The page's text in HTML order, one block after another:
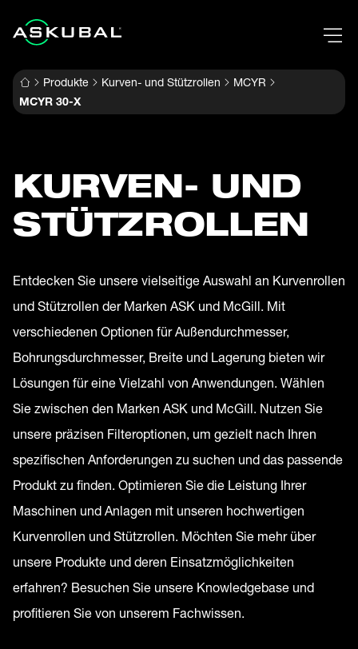
Produkte Kurven- und Stützrollen
MCYR
MCYR 30-X
KURVEN- UND
STÜTZROLLEN
Entdecken Sie unsere vielseitige Auswahl an Kurvenrollen
und Stützrollen der Marken ASK und McGill. Mit
verschiedenen Optionen für Außendurchmesser,
Bohrungsdurchmesser, Breite und Lagerung bieten wir
Lösungen für eine Vielzahl von Anwendungen. Wählen
Sie zwischen den Marken ASK und McGill. Nutzen Sie
unsere präzisen Filteroptionen, um gezielt nach Ihren
spezifischen Anforderungen zu suchen und das passende
Produkt zu finden. Optimieren Sie die Leistung Ihrer
Maschinen und Anlagen mit unseren hochwertigen
Kurvenrollen und Stützrollen. Möchten Sie mehr über
unsere Produkte und deren Einsatzmöglichkeiten
erfahren? Besuchen Sie unsere Knowledgebase und
profitieren Sie von unserem Fachwissen.